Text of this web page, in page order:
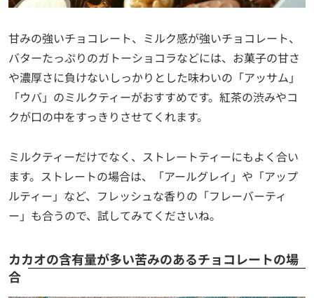
甘みの強いチョコレート、ミルク感が強いチョコレート、
バターたっぷりのガトーショコラなどには、お菓子の甘さ
や濃厚さに負けないしっかりとした味わいの「アッサム」
「ウバ」のミルクティーがおすすめです。紅茶の渋みやコ
クが口の中をすっきりさせてくれます。
ミルクティーだけでなく、ストレートティーにもよく合い
ます。ストレートの場合は、「アールグレイ」や「アップ
ルティー」など、フレッシュな香りの「フレーバーティ
ー」も合うので、試してみてくださいね。
カカオの含有量が多い苦みのあるチョコレートの場
合